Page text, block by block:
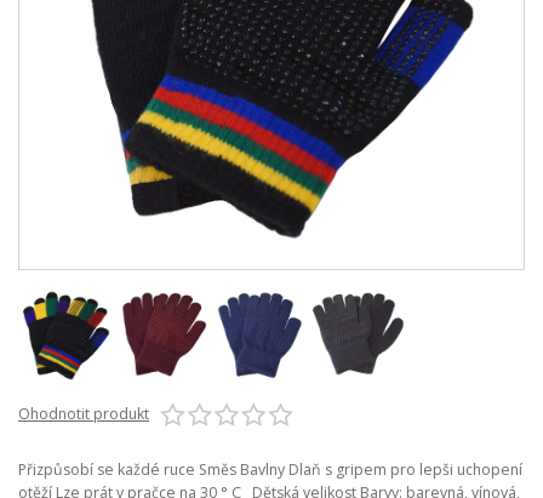
Ohodnotit produkt
Přizpůsobí se každé ruce Směs Bavlny Dlaň s gripem pro lepši uchopení
otěží Lze prát v pračce na 30 ° C Dětská velikost Barvy: barevná, vínová,